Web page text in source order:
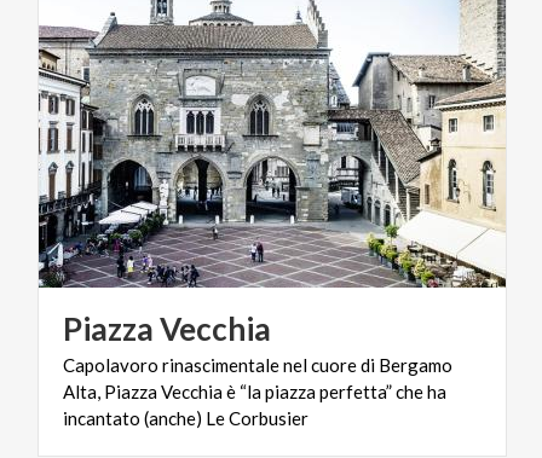
PiazzaVecchia
Capolavoro rinascimentale nel cuore di Bergamo
Alta, Piazza Vecchia è “la piazza perfetta” che ha
incantato (anche) Le Corbusier